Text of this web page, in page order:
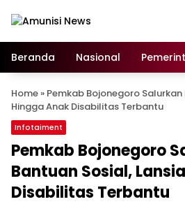
Beranda
Nasional
Home » Pemkab Bojonegoro
Hingga Anak Disabilitas Terbantu
Infotaiment
Pemkab Bojonegoro
Bantuan Sosial,
Disabilitas Terbantu